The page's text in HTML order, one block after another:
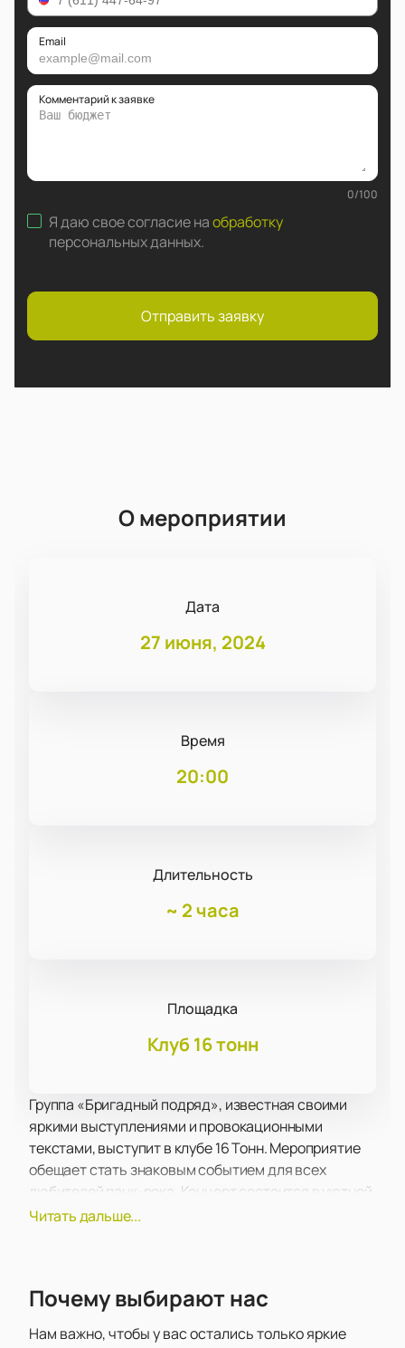
Email
Комментарий к заявке
0/100
Я даю свое согласие наобработку
персональных данных.
Отправить заявку
О мероприятии
Дата
27 июня, 2024
Время
20:00
Длительность
~ 2 часа
Площадка
Клуб 16 тонн
Группа «Бригадный подряд», известная своими
яркими выступлениями и провокационными
текстами, выступит в клубе 16 Тонн. Мероприятие
обещает стать знаковым событием для всех
любителей панк-рока. Концерт состоится в уютной
и атмосферной обстановке, что позволит зрителям
является одной из самых популярных концертных
звуковой и световой аппаратурой, что
Читать дальше...
Почему выбирают нас
Нам важно, чтобы у вас остались только яркие